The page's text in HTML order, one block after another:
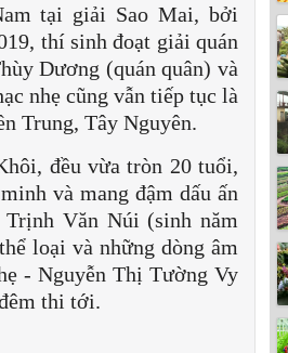
tại giải Sao Mai, bởi
thí sinh đoạt giải quán
Dương (quán quân) và
nhẹ cũng vẫn tiếp tục là
Trung, Tây Nguyên.
đều vừa tròn 20 tuổi,
và mang đậm dấu ấn
Văn Núi (sinh năm
loại và những dòng âm
- Nguyễn Thị Tường Vy
thi tới.